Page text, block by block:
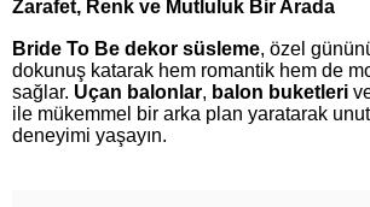
Zarafet, Renk ve Mutluluk Bir Arada
Bride To Be dekor süsleme, özel
dokunuş katarak hem romantik hem de
sağlar. Uçan balonlar, balon buketleri
ile mükemmel bir arka plan yaratarak
deneyimi yaşayın.